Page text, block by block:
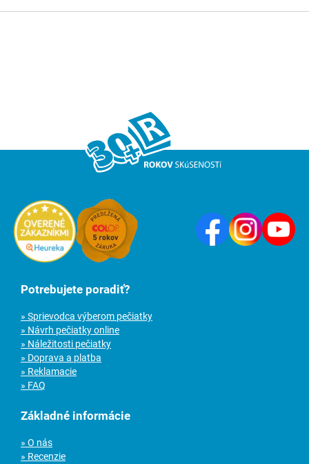
Potrebujete poradiť?
» Sprievodca výberom pečiatky
» Návrh pečiatky online
» Náležitosti pečiatky
» Doprava a platba
» Reklamacie
» FAQ
Základné informácie
» O nás
» Recenzie